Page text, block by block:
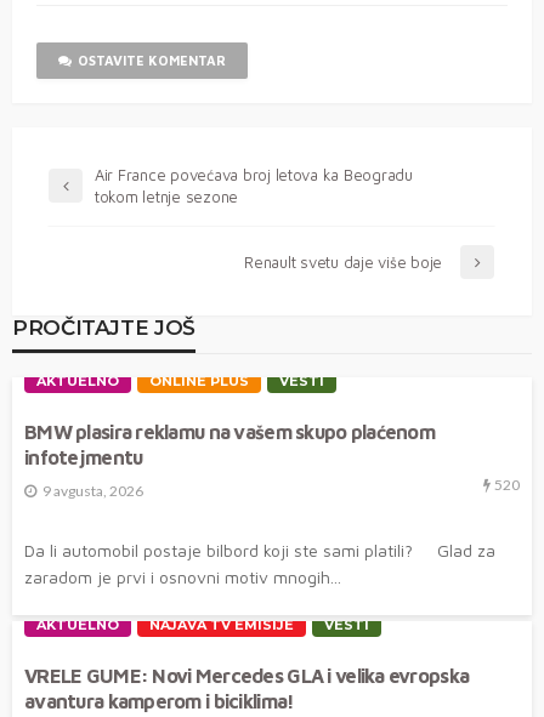
OSTAVITE KOMENTAR
Air France povećava broj letova ka Beogradu
tokom letnje sezone
Renault svetu daje više boje
PROČITAJTE JOŠ
AKTUELNO ONLINE PLUS VESTI
BMW plasira reklamu na vašem skupo plaćenom
infotejmentu
9 avgusta, 2026 520
Da li automobil postaje bilbord koji ste sami platili? Glad za
zaradom je prvi i osnovni motiv mnogih...
AKTUELNO NAJAVA TV EMISIJE VESTI
VRELE GUME: Novi Mercedes GLA i velika evropska
avantura kamperom i biciklima!